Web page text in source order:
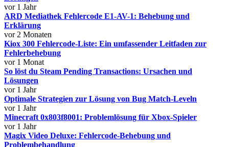
vor 1 Jahr
ARD Mediathek Fehlercode E1-AV-1: Behebung und
Erklärung
vor 2 Monaten
Kiox 300 Fehlercode-Liste: Ein umfassender Leitfaden zur
Fehlerbehebung
vor 1 Monat
So löst du Steam Pending Transactions: Ursachen und
Lösungen
vor 1 Jahr
Optimale Strategien zur Lösung von Bug Match-Leveln
vor 1 Jahr
Minecraft 0x803f8001: Problemlösung für Xbox-Spieler
vor 1 Jahr
Magix Video Deluxe: Fehlercode-Behebung und
Problembehandlung